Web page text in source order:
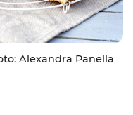
Alexandra Panella